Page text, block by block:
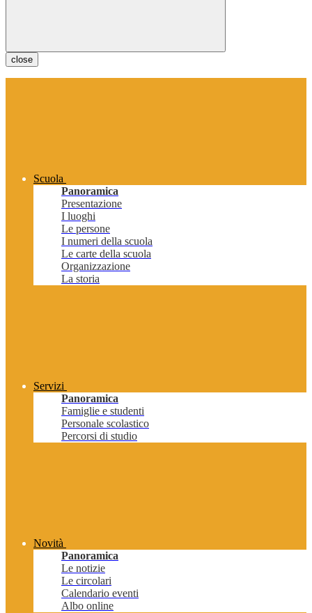
close
Scuola
Panoramica
Presentazione
I luoghi
Le persone
I numeri della scuola
Le carte della scuola
Organizzazione
La storia
Servizi
Panoramica
Famiglie e studenti
Personale scolastico
Percorsi di studio
Novità
Panoramica
Le notizie
Le circolari
Calendario eventi
Albo online